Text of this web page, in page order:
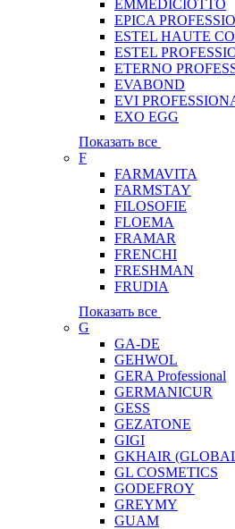
EMMEDICIOTTO
EPICA
ESTEL HAUTE
ESTEL
ETERNO
EVABOND
EVI
EXO EGG
Показать все
F
FARMAVITA
FARMSTAY
FILOSOFIE
FLOEMA
FRAMAR
FRENCHI
FRESHMAN
FRUDIA
Показать все
G
GA-DE
GEHWOL
GERA Professional
GERMANICUR
GESS
GEZATONE
GIGI
GKHAIR
GL COSMETICS
GODEFROY
GREYMY
GUAM